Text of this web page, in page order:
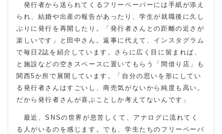
発行者から送られてくるフリーペーパーには手紙が添え
られ、結婚や出産の報告があったり、学生が就職後に久し
ぶりに発行を再開したり。「発行者さんとの距離の近さが
楽しいです」と田中さん。返事に代えて、インスタグラム
で毎日2誌を紹介しています。さらに広く目に留まれば、
と施設などの空きスペースに置いてもらう「間借り店」も
関西5か所で展開しています。「自分の思いを形にしてい
る発行者さんはすごいし、商売気がないから純度も高い。
だから発行者さんが喜ぶことしか考えてないんです」
最近、SNSの世界が息苦しくて、アナログに流れてく
る人がいるのを感じます。でも、学生たちのフリーペーパ